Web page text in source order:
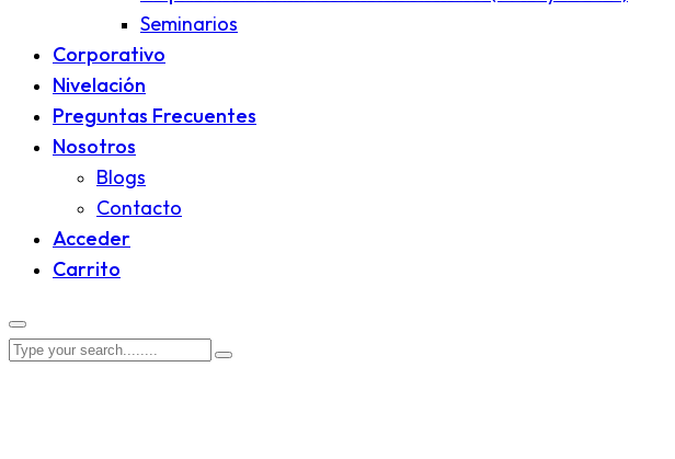
Seminarios
Corporativo
Nivelación
Preguntas Frecuentes
Nosotros
Blogs
Contacto
Acceder
Carrito